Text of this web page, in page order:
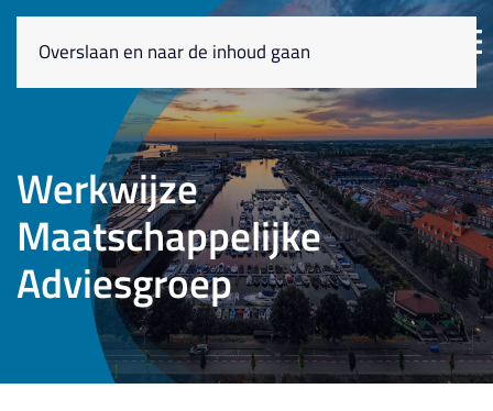
Overslaan en naar de inhoud gaan
Werkwijze
Maatschappelijke
Adviesgroep